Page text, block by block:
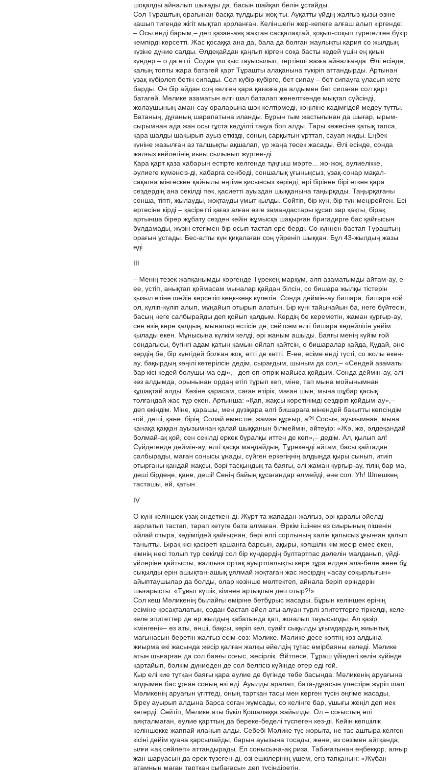
шоқалды айналып шығады да, басын шайқап белін ұстайды.
Сол Тұраштың орағынан басқа тұлдыры жоқ-ты. Ауқатты үйдің жалғыз қызы өзіне
қашып тигенде жігіт мықтап қорланған. Келіншегін жер-кепеге алғаш алып кіргенде:
– Осы енді барым,– деп қазан-аяқ жақтан сасқалақтай, қоқып-соқып түрегелген бүкір
кемпірді көрсетті. Жас қосаққа ана да, бала да болған жаулықты кария со жылдың
күзіне дүние салды. Әлдеқайдан қаңғып кірген соқа басты кедей үшін ең қиын
күндер – о да өтті. Содан үш қыс тауысылып, төртінші жазға айналғанда. Әлі есінде,
қалың топты жара батагөй қарт Тұрашты алақанына түкіріп аттандырды. Артынан
ұзақ күбірлеп бетін сипады. Сол күбір-күбірге, бет сипау – бет сипауға ұласып кете
барды. Он бір айдан соң келген қара қағазға да алдымен бет сипаған сол қарт
батагөй. Мәлике азаматын әлгі шал баталап жөнелткенде мықтап сүйсінді,
жолаушының аман-сау ораларына шәк келтірмеді, көңіліне кәдімгідей медеу тұтты.
Батаның, дұғаның шарапатына иланды. Бұрын тым жастығынан да шығар, ырым-
сырымнан ада жан осы тұста кәдуілгі тақуа боп алды. Тары көжесіне қатық тапса,
қара шалды шақырып ауыз еткізді, соның сарқытын ұрттап, сауап жиды. Еңбек
күніне жазылған аз талшықты ақшалап, үр жаңа төсек жасады. Әлі есінде, сонда
жалғыз көйлегінің иығы сылынып жүрген-ді.
Қара қарт қаза хабарын естірте келгенде тұңғыш мәрте... жо-жоқ, әулиелікке,
әулиеге күмәнсіз-ді, хабарға сенбеді, соншалық ұғынықсыз, ұзақ-сонар мақал-
сақалға мінгескен қайғылы әңгіме қисынсыз көрінді, әрі бірінен бірі өткен қара
сөздердің ана секілді пәк, қасиетті ауыздан шыққанына таңырқады. Таңырқағаны
сонша, тіпті, жылауды, жоқтауды ұмыт қылды. Сөйтіп, бір күн, бір түн меңірейген. Есі
ертесіне кірді – қасіретті қағаз алған өзге замандастары құсап зар қақты, бірақ
артынша бірер жұбату сөзден кейін жұмысқа шақырған бригадирге бас қайғысын
бұлдамады, жүзін етегімен бір осып тастап ере берді. Со күннен бастап Тұраштың
орағын ұстады. Бес-алты күн қиқалаған соң үйреніп шыққан. Бұл 43-жылдың жазы
еді.
ІІІ
– Менің тезек жапқанымды көргенде Тұрекең марқұм, әлгі азаматымды айтам-ау, е-
ее, үстіп, анықтап қоймасам мыналар қайдан білсін, со бишара жылқы тістерін
қызыл етіне шейін көрсетіп кеңк-кеңк күлетін. Сонда деймін-ау бишара, бишара ғой
ол, күліп-күліп алып, мұңайып отырып алатын. Бір күні тайынайын ба, неге бүйтесін,
басың неге салбырайды деп қойып қалдым. Көрдің бе кереметін, жаман құрғыр-ау,
сен өзің көре қалдың, мыналар естісін де, сөйтсем әлгі бишара кедейлігін уәйім
қылады екен. Мұнысына күлкім келді, әрі жаным ашыды. Баяғы менің күйім ғой
сондағысы, бүгінгі адам қатын қамын ойлап қайтсін, о бишаралар қайда, Құдай, әне
көрдің бе, бір күнгідей болған жоқ, өтті де кетті. Е-ее, есіме енді түсті, со жолы екен-
ау, бақырдың көңілі көтерілсін дедім, сырағдым, шыным да сол,– «Сендей азаматы
бар кісі кедей болушы ма еді»,– деп өп-өтірік майыса қойдым. Сонда деймін-ау, әлі
көз алдымда, орынынан ордаң етіп тұрып кеп, міне, тап мына мойынымнан
құшақтай алды. Көзіне қарасам, саған өтірік, маған шын, мына шұбар қасық
толғандай жас тұр екен. Артынша: «Қап, жақсы көретінімді сездіріп қойдым-ау»,–
деп өкіндім. Міне, қарашы, мен дүзіқара әлгі бишараға мінендей бақытты көпсіндім
ғой, деші, қане, бірің. Солай емес пе, жаман құрғыр, а?! Сосын, ауызымнан, мына
қанақа қаққан ауызымнан қалай шыққанын білмеймін, әйтеуір: «Жә, жә, әлдеқандай
болмай-ақ қой, сен секілді еркек бұралқы иттен де көп»,– дедім. Ал, қылып ал!
Сүйдегенде деймін-ау, әлгі қасқа маңдайдың, Тұрекеңді айтам, басы қайтадан
салбырады, маған сонысы ұнады, сүйген еркегіңнің алдыңда қыры сынып, итиіп
отырғаны қандай жақсы, бәрі тасқындық та баяғы, әлі жаман құрғыр-ау, тілің бар ма,
деші бірдеңе, қане, деші! Сенің байың құсағандар өлмейді, әне сол. Уһ! Шпешкең
тасташы, әй, қатын.
ІV
О күні келіншек ұзақ әндеткен-ді. Жұрт та жападан-жалғыз, әрі қаралы әйелді
зарлатып тастап, тарап кетуге бата алмаған. Әркім ішінен өз сиырының пішенін
ойлай отыра, кәдімгідей қайғырған, бәрі әлгі сорлының халін қапысыз ұғынған қалып
танытты. Бірақ кісі қасіреті қашанға барсын, ақыры, көпшілік кім жесір емес екен,
кімнің несі толып тұр секілді сол бір күндердің бұлтартпас дәлелін малданып, үйді-
үйлеріне қайтысты, жалпыға ортақ ауыртпалықты көре тұра елден ала-бөле және бұ
сықылды ерін ашықтан-ашық ұялмай жоқтаған жас жесірдің «асау соқырлығын»
айыптаушылар да болды, олар көзінше мөлтектеп, айнала беріп еріндерін
шығарысты: «Тұвыт күшік, кімнен артықпын деп отыр?!»
Сол кеш Мәликенің былайғы өміріне бетбұрыс жасады. Бұрын келіншек ерінің
есіміне қосақталатын, содан бастап әйел аты алуан түрлі эпитеттерге тіркелді, келе-
келе эпитеттер де әр жылдың қабатында қап, жоғалып тауысылды. Ал қазір
«мінгені»– өз аты, әнші, бақсы, көріп кел, суайт сықылды ұғымдардың жиынтық
мағынасын беретін жалғыз есім-сөз: Мәлике. Мәлике десе көптің көз алдына
жиырма екі жасында жесір қалған жалқы әйелдің тұтас өмірбаяны келеді. Мәлике
атын шығарған да сол баяғы соғыс, жесірлік. Әйтпесе, Тұраш үйіндегі келін күйінде
қартайып, бәлкім дүниеден де сол белгісіз күйінде өтер еді ғой.
Қыр елі кие тұтқан баяғы қара әулие де бүгінде төбе басында. Мәликенің аруағына
алдымен бас ұрған соның өзі еді. Ауылды аралап, бата-дұғасын үлестіре жүріп шал
Мәликенің аруағын үгіттеді, оның тартқан тасы мен көрген түсін әңгіме жасады,
біреу ауырып алдына барса соған жұмсады, со келінге бар, ұшығы жеңіл деп иек
көтерді. Сөйтіп, Мәлике аты бүкіл Қошалаққа жайылды. Ол – соғыстың әлі
аяқталмаған, әулие қарттың да береке-беделі түспеген кез-ді. Кейін көпшілік
келіншекке жаппай иланып алды. Себебі Мәлике түс жорыта, не тас аштыра келген
кісіні дәйім қуана қарсылайды, барын ауызына тосады, және, өз сөзімен айтқанда,
ылғи «ақ сөйлеп» аттандырады. Ел сонысына-ақ риза. Табиғатынан еңбекқор, алғыр
жан шаруасын да ерек түзеген-ді, өзі ешкілерінің үшем, егіз тапқанын: «Жұбан
атамның маған тартқан сыбағасы» деп түсіндіретін.